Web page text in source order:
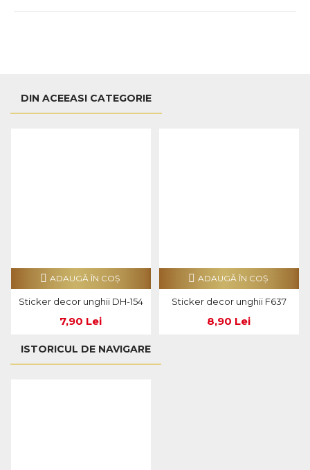
DIN ACEEASI CATEGORIE
Sticker decor unghii DH-154
7,90 Lei
ADAUGĂ ÎN COŞ
Sticker decor unghii F637
8,90 Lei
ADAUGĂ ÎN COŞ
ISTORICUL DE NAVIGARE